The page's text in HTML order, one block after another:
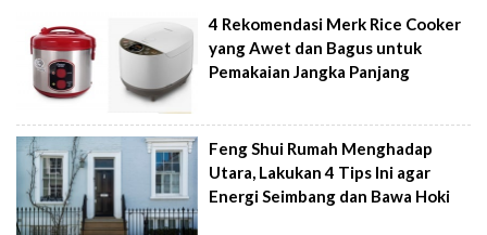
4 Rekomendasi Merk Rice Cooker
yang Awet dan Bagus untuk
Pemakaian Jangka Panjang
Feng Shui Rumah Menghadap
Utara, Lakukan 4 Tips Ini agar
Energi Seimbang dan Bawa Hoki